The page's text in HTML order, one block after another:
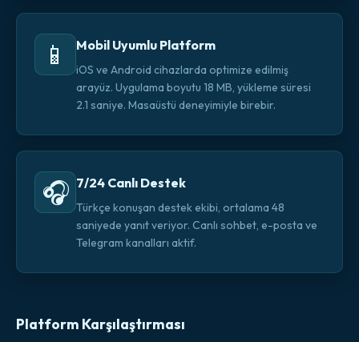
📱 Mobil Uyumlu Platform
iOS ve Android cihazlarda optimize edilmiş
arayüz. Uygulama boyutu 18 MB, yükleme süresi
2.1 saniye. Masaüstü deneyimiyle birebir.
🎧 7/24 Canlı Destek
Türkçe konuşan destek ekibi, ortalama 48
saniyede yanıt veriyor. Canlı sohbet, e-posta ve
Telegram kanalları aktif.
Platform Karşılaştırması